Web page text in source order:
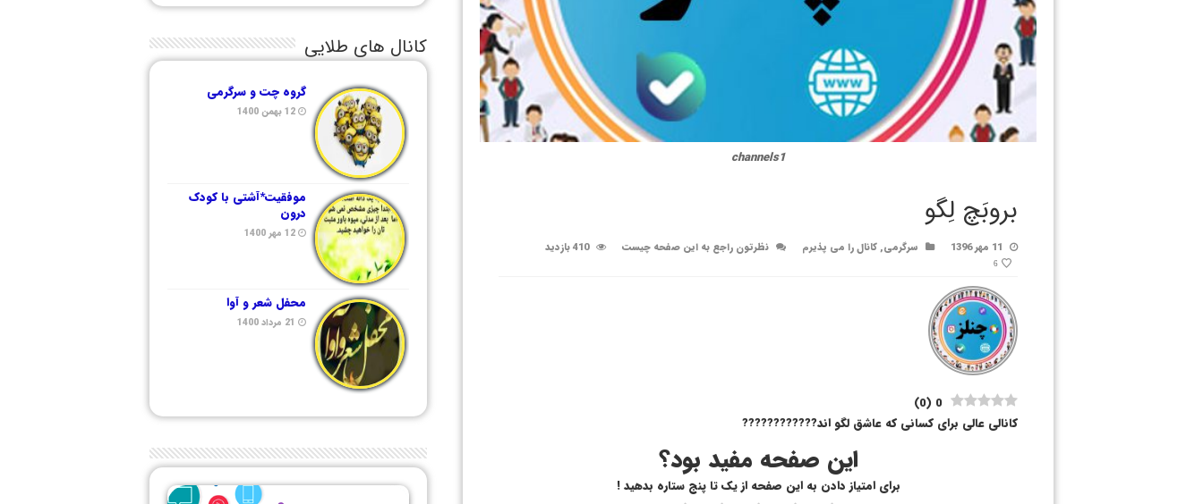
channels1
بروبَچ لِگو
11 مهر 1396 سرگرمی,کانال را می پذیرم نظرتون راجع به این صفحه چیست 410 بازدید
6
0
(
0
)
کانالی عالی برای کسانی که عاشق لگو اند????????????
این صفحه مفید بود؟
برای امتیاز دادن به این صفحه از یک تا پنج ستاره بدهید !
کانال های طلایی
گروه چت و سرگرمی
12 بهمن 1400
موفقیت*آشتی با کودک
درون
12 مهر 1400
محفل شعر و آوا
21 مرداد 1400